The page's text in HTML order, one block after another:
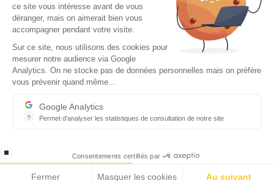
Copyright © 2026 - Tous droits réservés
Qui sommes-nous ?
Contact
Mentions légales
ce site vous intéresse avant de vous
déranger, mais on aimerait bien vous
accompagner pendant votre visite.
Sur ce site, nous utilisons des cookies pour
mesurer notre audience via Google
Analytics. On ne stocke pas de données personnelles mais on préfère
vous prévenir quand même...
?
Google Analytics
Permet d'analyser les statistiques de consultation de notre site
stop loading Consentements certifiés par
Fermer Masquer les cookies Au suivant